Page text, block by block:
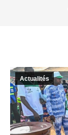
Actualités